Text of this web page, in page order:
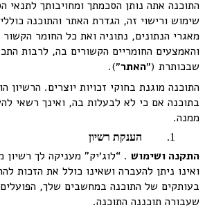
התוכנה אתה נותן הסכמתך ומחויבותך לתנאי
שימוש ורישוי זה, הגדרת האתר והתוכנה
מאגרי הנתונים, נתוניה ואת כל החומר
והאמצעים החומריים הקשורים בה, לרבות
שבכותרת (״האתר״).
התוכנה מוגנת בחוקי זכויות יוצרים. הרשיון
בתוכנה אם כי לא לבעלות בה, ואינך רשאי
ממנה.
הענקת רשיון
התקנה ושימוש . “לוג׳יק” מעניקה לך
ואינו ניתן להעברה ושאינו כולל את הזכות
בעותקים של התוכנה במחשבים שלך,
שעבורה תוכננה התוכנה.